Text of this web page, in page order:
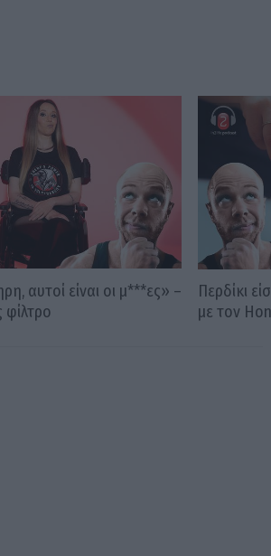
αυτοί είναι οι μ***ες» –
Περδίκι
με τον